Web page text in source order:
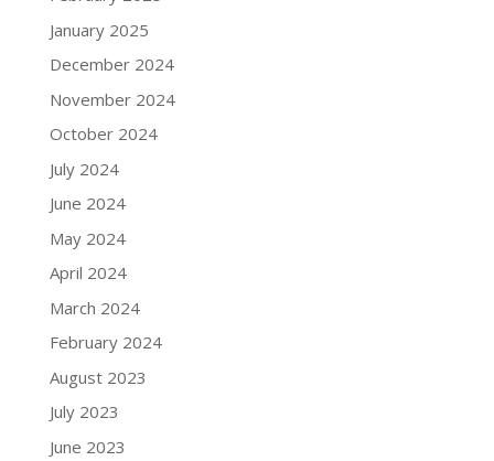
January 2025
December 2024
November 2024
October 2024
July 2024
June 2024
May 2024
April 2024
March 2024
February 2024
August 2023
July 2023
June 2023